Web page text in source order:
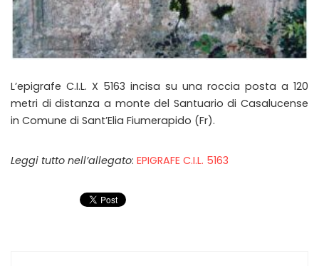
L’epigrafe C.I.L. X 5163 incisa su una roccia posta a 120
metri di distanza a monte del Santuario di Casalucense
in Comune di Sant’Elia Fiumerapido (Fr).
Leggi tutto nell’allegato: EPIGRAFE C.I.L. 5163